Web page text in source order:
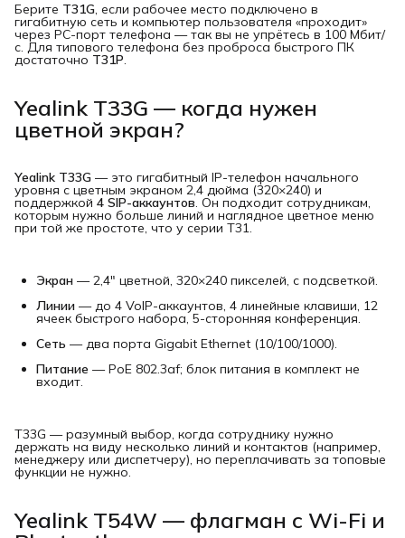
Берите T31G, если рабочее место подключено в
гигабитную сеть и компьютер пользователя «проходит»
через PC-порт телефона — так вы не упрётесь в 100 Мбит/
с. Для типового телефона без проброса быстрого ПК
достаточно T31P.
Yealink T33G — когда нужен
цветной экран?
Yealink T33G — это гигабитный IP-телефон начального
уровня с цветным экраном 2,4 дюйма (320×240) и
поддержкой 4 SIP-аккаунтов. Он подходит сотрудникам,
которым нужно больше линий и наглядное цветное меню
при той же простоте, что у серии T31.
Экран — 2,4" цветной, 320×240 пикселей, с подсветкой.
Линии — до 4 VoIP-аккаунтов, 4 линейные клавиши, 12
ячеек быстрого набора, 5-сторонняя конференция.
Сеть — два порта Gigabit Ethernet (10/100/1000).
Питание — PoE 802.3af; блок питания в комплект не
входит.
T33G — разумный выбор, когда сотруднику нужно
держать на виду несколько линий и контактов (например,
менеджеру или диспетчеру), но переплачивать за топовые
функции не нужно.
Yealink T54W — флагман с Wi-Fi и